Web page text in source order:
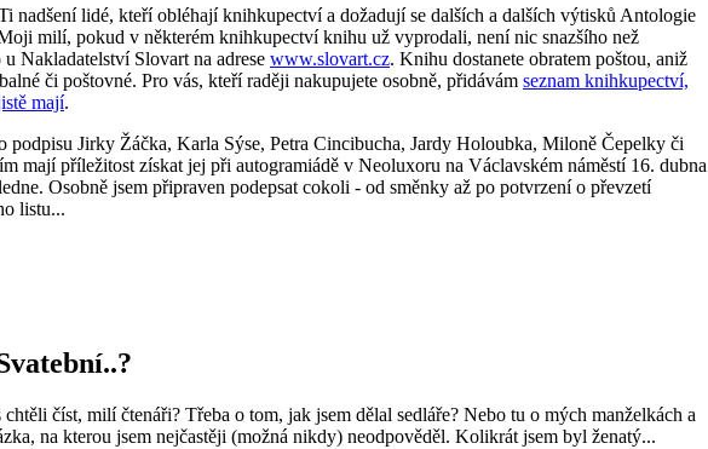
nadšení lidé, kteří obléhají knihkupectví a dožadují se dalších a dalších výtisků Antologie
milí, pokud v některém knihkupectví knihu už vyprodali, není nic snazšího než
Nakladatelství Slovart na adrese www.slovart.cz. Knihu dostanete obratem poštou, aniž
či poštovné. Pro vás, kteří raději nakupujete osobně, přidávám seznam knihkupectví,
mají.
podpisu Jirky Žáčka, Karla Sýse, Petra Cincibucha, Jardy Holoubka, Miloně Čepelky či
mají příležitost získat jej při autogramiádě v Neoluxoru na Václavském náměstí 16. dubna
Osobně jsem připraven podepsat cokoli - od směnky až po potvrzení o převzetí
listu...
chtěli číst, milí čtenáři? Třeba o tom, jak jsem dělal sedláře? Nebo tu o mých manželkách a
na kterou jsem nejčastěji (možná nikdy) neodpověděl. Kolikrát jsem byl ženatý...